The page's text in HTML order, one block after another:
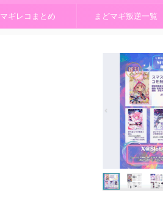
マギレコまとめ まどマギ叛逆一覧